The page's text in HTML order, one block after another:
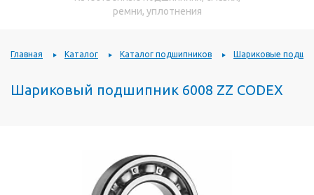
ремни, уплотнения
Главная Каталог Каталог подшипников Шариковые
Шариковый подшипник 6008 ZZ CODEX